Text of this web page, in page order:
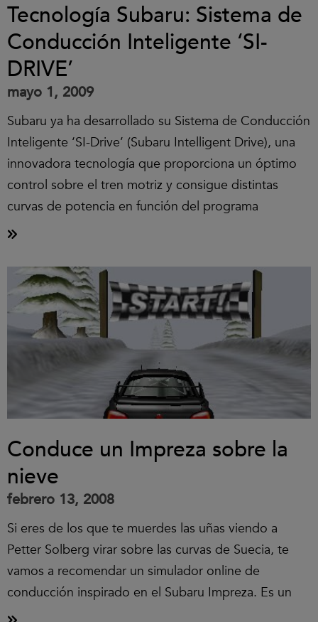
Tecnología Subaru: Sistema de
Conducción Inteligente ‘SI-
DRIVE’
mayo 1, 2009
Subaru ya ha desarrollado su Sistema de Conducción
Inteligente ‘SI-Drive’ (Subaru Intelligent Drive), una
innovadora tecnología que proporciona un óptimo
control sobre el tren motriz y consigue distintas
curvas de potencia en función del programa
Conduce un Impreza sobre la
nieve
febrero 13, 2008
Si eres de los que te muerdes las uñas viendo a
Petter Solberg virar sobre las curvas de Suecia, te
vamos a recomendar un simulador online de
conducción inspirado en el Subaru Impreza. Es un